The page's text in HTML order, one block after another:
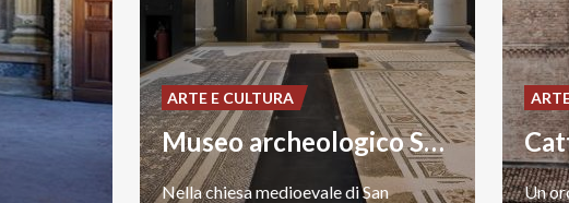
Museo archeologico San Lorenzo
Nella chiesa medioevale di San
ARTE E CULTURA
Un